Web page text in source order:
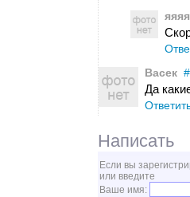
Васек #
Да
Написать
Если вы
или введите
Ваше имя: